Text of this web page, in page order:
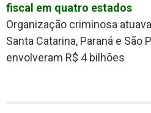
fiscal em quatro estados
Organização criminosa
Santa Catarina, Paraná e São
envolveram R$ 4 bilhões